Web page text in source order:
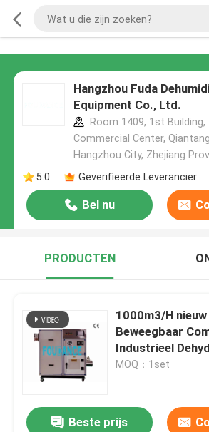
Hangzhou Fuda
Equipment Co., Ltd.
Room 1409, 1st
Commercial Center,
Hangzhou City, Zhejiang
5.0
Geverifieerde Leverancier
Bel nu
PRODUCTEN
1000m3/H
Beweegbaar
Industrieel
MOQ：1set
Beste prijs